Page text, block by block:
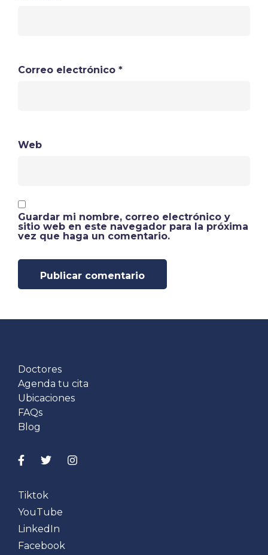
Correo electrónico *
Web
Guardar mi nombre, correo electrónico y
sitio web en este navegador para la próxima
vez que haga un comentario.
Doctores
Agenda tu cita
Ubicaciones
FAQs
Blog
Tiktok
YouTube
LinkedIn
Facebook